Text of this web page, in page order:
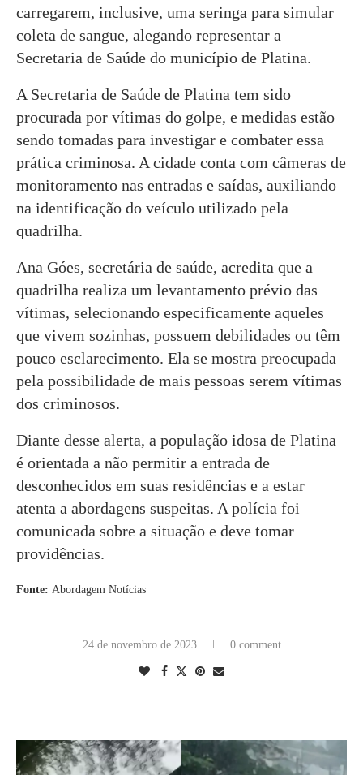
carregarem, inclusive, uma seringa para simular
coleta de sangue, alegando representar a
Secretaria de Saúde do município de Platina.
A Secretaria de Saúde de Platina tem sido
procurada por vítimas do golpe, e medidas estão
sendo tomadas para investigar e combater essa
prática criminosa. A cidade conta com câmeras de
monitoramento nas entradas e saídas, auxiliando
na identificação do veículo utilizado pela
quadrilha.
Ana Góes, secretária de saúde, acredita que a
quadrilha realiza um levantamento prévio das
vítimas, selecionando especificamente aqueles
que vivem sozinhas, possuem debilidades ou têm
pouco esclarecimento. Ela se mostra preocupada
pela possibilidade de mais pessoas serem vítimas
dos criminosos.
Diante desse alerta, a população idosa de Platina
é orientada a não permitir a entrada de
desconhecidos em suas residências e a estar
atenta a abordagens suspeitas. A polícia foi
comunicada sobre a situação e deve tomar
providências.
Fonte: Abordagem Notícias
24 de novembro de 2023 0 comment